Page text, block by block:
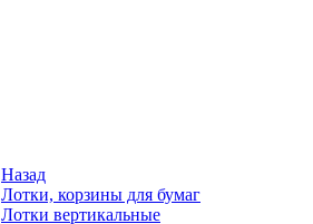
Назад
Лотки, корзины для бумаг
Лотки вертикальные